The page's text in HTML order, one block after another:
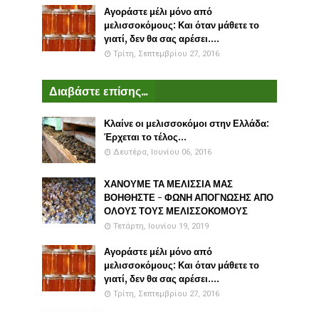
Αγοράστε μέλι μόνο από
μελισσοκόμους: Και όταν μάθετε το
γιατί, δεν θα σας αρέσει....
Τρίτη, Σεπτεμβρίου 27, 2016
Διαβάστε επίσης...
Κλαίνε οι μελισσοκόμοι στην Ελλάδα:
Έρχεται το τέλος...
Δευτέρα, Ιουνίου 06, 2016
ΧΑΝΟΥΜΕ ΤΑ ΜΕΛΙΣΣΙΑ ΜΑΣ
ΒΟΗΘΗΣΤΕ - ΦΩΝΗ ΑΠΟΓΝΩΣΗΣ ΑΠΟ
ΟΛΟΥΣ ΤΟΥΣ ΜΕΛΙΣΣΟΚΟΜΟΥΣ
Τετάρτη, Ιουνίου 19, 2019
Αγοράστε μέλι μόνο από
μελισσοκόμους: Και όταν μάθετε το
γιατί, δεν θα σας αρέσει....
Τρίτη, Σεπτεμβρίου 27, 2016